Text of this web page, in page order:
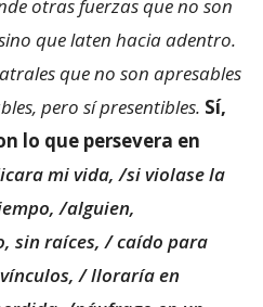
otras fuerzas que no son
que laten hacia adentro.
que no son apresables
pero sí presentibles. Sí,
lo que persevera en
mi vida, /si violase la
/alguien,
sin raíces, / caído para
/ lloraría en